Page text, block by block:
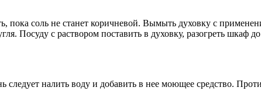
пока соль не станет коричневой. Вымыть духовку с
Посуду с раствором поставить в духовку, разогреть шкаф
налить воду и добавить в нее моющее средство.